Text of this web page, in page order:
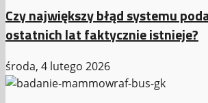
Czy największy błąd systemu
ostatnich lat faktycznie istnieje?
środa, 4 lutego 2026